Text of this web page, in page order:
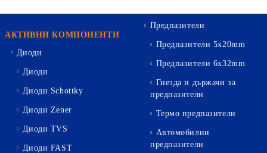
АКТИВНИ КОМПОНЕНТИ
Диоди
Диоди
Диоди Schottky
Диоди Zener
Диоди TVS
Диоди FAST
Предпазители
Предпазители 5х20mm
Предпазители 6х32mm
Гнезда и държачи за
предпазители
Термо предпазители
Автомобилни
предпазители